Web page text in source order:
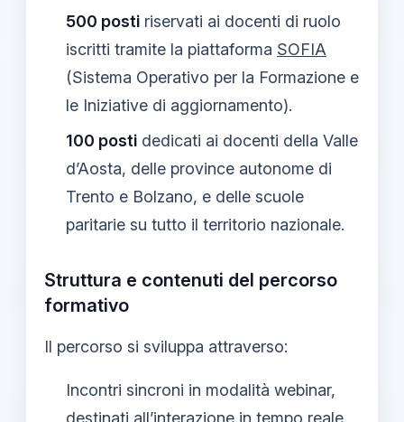
500 posti riservati ai docenti di ruolo
iscritti tramite la piattaforma SOFIA
(Sistema Operativo per la Formazione e
le Iniziative di aggiornamento).
100 posti dedicati ai docenti della Valle
d’Aosta, delle province autonome di
Trento e Bolzano, e delle scuole
paritarie su tutto il territorio nazionale.
Struttura e contenuti del percorso
formativo
Il percorso si sviluppa attraverso:
Incontri sincroni in modalità webinar,
destinati all’interazione in tempo reale.